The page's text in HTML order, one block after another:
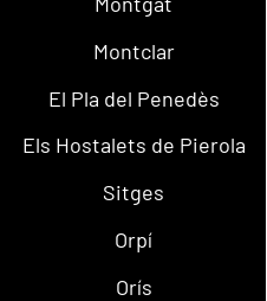
Montclar
El Pla del Penedès
Els Hostalets de Pierola
Sitges
Orpí
Orís